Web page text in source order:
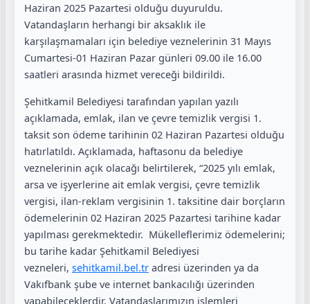
Haziran 2025 Pazartesi olduğu duyuruldu.
Vatandaşların herhangi bir aksaklık ile
karşılaşmamaları için belediye veznelerinin 31 Mayıs
Cumartesi-01 Haziran Pazar günleri 09.00 ile 16.00
saatleri arasında hizmet vereceği bildirildi.
Şehitkamil Belediyesi tarafından yapılan yazılı
açıklamada, emlak, ilan ve çevre temizlik vergisi 1.
taksit son ödeme tarihinin 02 Haziran Pazartesi olduğu
hatırlatıldı. Açıklamada, haftasonu da belediye
veznelerinin açık olacağı belirtilerek, “2025 yılı emlak,
arsa ve işyerlerine ait emlak vergisi, çevre temizlik
vergisi, ilan-reklam vergisinin 1. taksitine dair borçların
ödemelerinin 02 Haziran 2025 Pazartesi tarihine kadar
yapılması gerekmektedir. Mükelleflerimiz ödemelerini;
bu tarihe kadar Şehitkamil Belediyesi
vezneleri, sehitkamil.bel.tr adresi üzerinden ya da
Vakıfbank şube ve internet bankacılığı üzerinden
yapabileceklerdir. Vatandaşlarımızın işlemleri